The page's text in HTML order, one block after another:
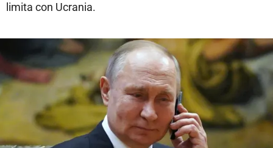
limita con Ucrania.